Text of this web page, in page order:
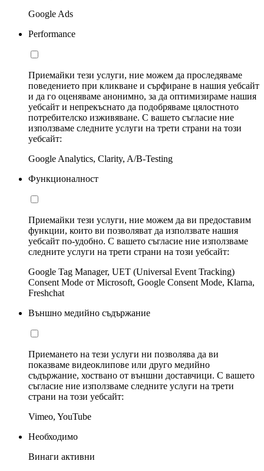
Google Ads
Performance
Приемайки тези услуги, ние можем да проследяваме
поведението при кликване и сърфиране в нашия уебсайт
и да го оценяваме анонимно, за да оптимизираме нашия
уебсайт и непрекъснато да подобряваме цялостното
потребителско изживяване. С вашето съгласие ние
използваме следните услуги на трети страни на този
уебсайт:
Google Analytics, Clarity, A/B-Testing
Функционалност
Приемайки тези услуги, ние можем да ви предоставим
функции, които ви позволяват да използвате нашия
уебсайт по-удобно. С вашето съгласие ние използваме
следните услуги на трети страни на този уебсайт:
Google Tag Manager, UET (Universal Event Tracking)
Consent Mode от Microsoft, Google Consent Mode, Klarna,
Freshchat
Външно медийно съдържание
Приемането на тези услуги ни позволява да ви
показваме видеоклипове или друго медийно
съдържание, хоствано от външни доставчици. С вашето
съгласие ние използваме следните услуги на трети
страни на този уебсайт:
Vimeo, YouTube
Необходимо
Винаги активни